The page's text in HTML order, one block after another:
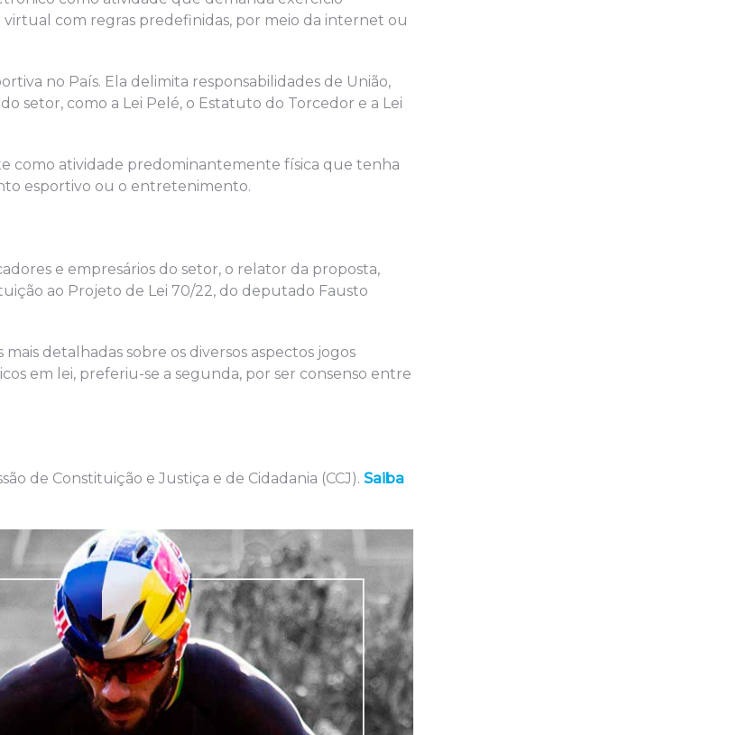
com regras predefinidas, por meio da internet ou
no País. Ela delimita responsabilidades de União,
setor, como a Lei Pelé, o Estatuto do Torcedor e a Lei
como atividade predominantemente física que tenha
esportivo ou o entretenimento.
e empresários do setor, o relator da proposta,
ao Projeto de Lei 70/22, do deputado Fausto
detalhadas sobre os diversos aspectos jogos
em lei, preferiu-se a segunda, por ser consenso entre
de Constituição e Justiça e de Cidadania (CCJ). Saiba